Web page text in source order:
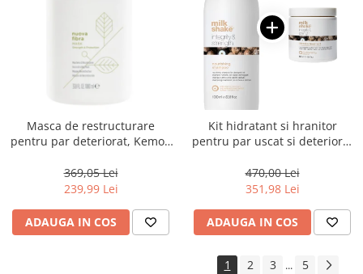
Masca de restructurare
pentru par deteriorat, Kemon
369,05 Lei
239,99 Lei
ADAUGA IN COS
Kit hidratant si hranitor
pentru par uscat si deteriorat
Strength
470,00 Lei
351,98 Lei
ADAUGA IN COS
1 2 3 ... 5